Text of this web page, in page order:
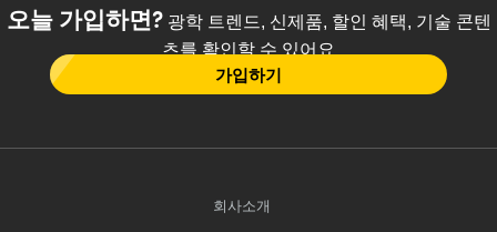
오늘 가입하면?광학 트렌드, 신제품, 할인 혜택, 기술 콘텐
츠를 확인할 수 있어요
가입하기
회사소개